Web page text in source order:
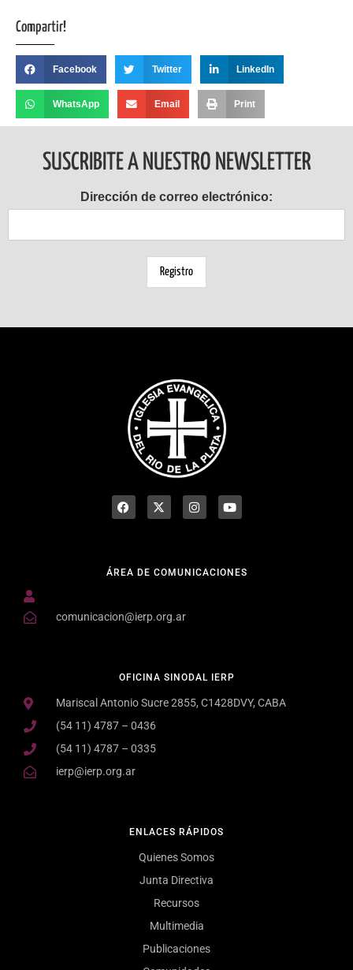
Compartir!
Facebook Twitter LinkedIn
WhatsApp Email Print
SUSCRIBITE A NUESTRO NEWSLETTER
Dirección de correo electrónico:
ENLACES RÁPIDOS
Quienes Somos
Junta Directiva
Recursos
Multimedia
Publicaciones
OFICINA SINODAL IERP
Mariscal Antonio Sucre 2855, C1428DVY, CABA
(54 11) 4787 – 0436
(54 11) 4787 – 0335
ierp@ierp.org.ar
ÁREA DE COMUNICACIONES
comunicacion@ierp.org.ar